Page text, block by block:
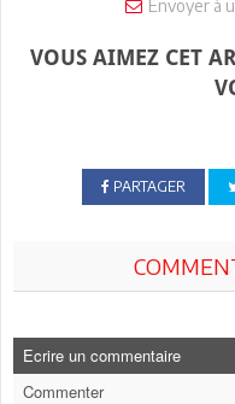
Envoyer à
VOUS AIMEZ CET
PARTAGER
Ecrire un commentaire
Commenter